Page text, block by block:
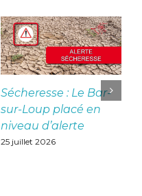
Sécheresse : Le Bar-
sur-Loup placé en
niveau d’alerte
25 juillet 2026